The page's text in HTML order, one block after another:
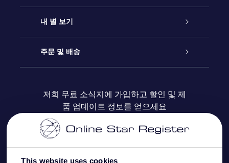
This website uses cookies
연락처
블로그
온라인 별 선물
OSR 선물 팩
OSR 상품권
기업 선물
내 별 보기
Star Register
맞춤 별 페이지
One Million Stars
주문 및 배송
결제 정보
배송 정보
저희 무료 소식지에 가입하고 할인 및 제
품 업데이트 정보를 얻으세요